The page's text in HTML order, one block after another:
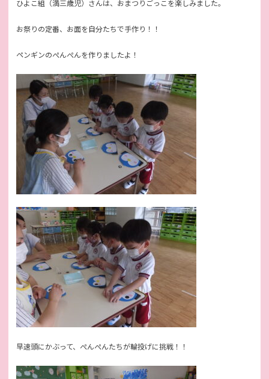
ひよこ組（満三歳児）さんは、おまつりごっこを楽しみました。
お祭りの定番、お面を自分たちで手作り！！
ペンギンのぺんぺんを作りましたよ！
早速頭にかぶって、ぺんぺんたちが輪投げに挑戦！！